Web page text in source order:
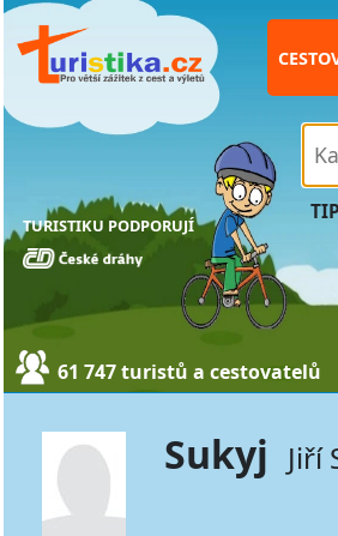
TURISTIKU PODPORUJÍ
61 747 turistů a cestovatelů
Sukyj Jiří